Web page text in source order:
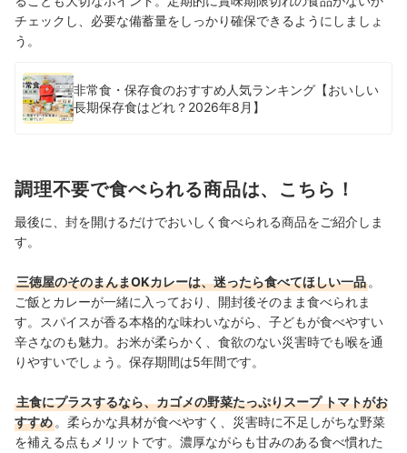
チェックし、必要な備蓄量をしっかり確保できるようにしましょ
う。
非常食・保存食のおすすめ人気ランキング【おいしい
長期保存食はどれ？2026年8月】
調理不要で食べられる商品は、こちら！
最後に、封を開けるだけでおいしく食べられる商品をご紹介しま
す。
三徳屋のそのまんまOKカレーは、迷ったら食べてほしい一品。
ご飯とカレーが一緒に入っており、開封後そのまま食べられま
す。スパイスが香る本格的な味わいながら、子どもが食べやすい
辛さなのも魅力。お米が柔らかく、食欲のない災害時でも喉を通
りやすいでしょう。保存期間は5年間です。
主食にプラスするなら、カゴメの野菜たっぷりスープ トマトがお
すすめ。柔らかな具材が食べやすく、災害時に不足しがちな野菜
を補える点もメリットです。濃厚ながらも甘みのある食べ慣れた